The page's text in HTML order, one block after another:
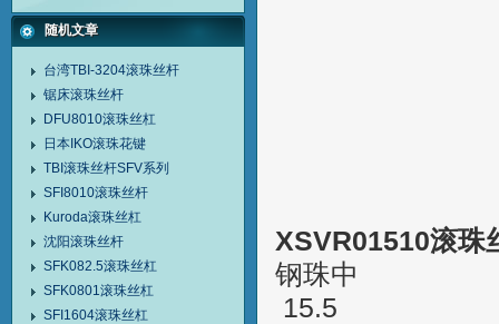
随机文章
台湾TBI-3204滚珠丝杆
锯床滚珠丝杆
DFU8010滚珠丝杠
日本IKO滚珠花键
TBI滚珠丝杆SFV系列
SFI8010滚珠丝杆
Kuroda滚珠丝杠
沈阳滚珠丝杆
SFK082.5滚珠丝杠
SFK0801滚珠丝杠
SFI1604滚珠丝杠
XSVR01510滚珠
钢珠
15.5